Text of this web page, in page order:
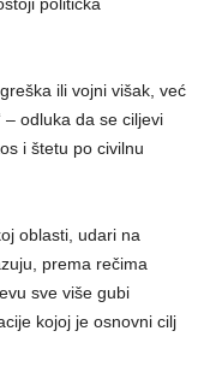
politička
ili vojni višak, već
– odluka da se ciljevi
i štetu po civilnu
oblasti, udari na
prema rečima
sve više gubi
kojoj je osnovni cilj